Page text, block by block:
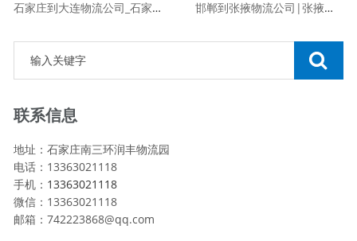
石家庄到大连物流公司_石家庄到大连物流专线
邯郸到张掖物流公司|张掖专线
联系信息
地址：石家庄南三环润丰物流园
电话：13363021118
手机： 13363021118
微信：13363021118
邮箱：742223868@qq.com